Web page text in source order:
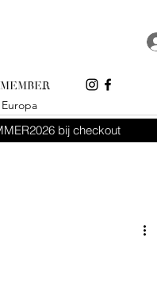
MEMBER
bij checkout